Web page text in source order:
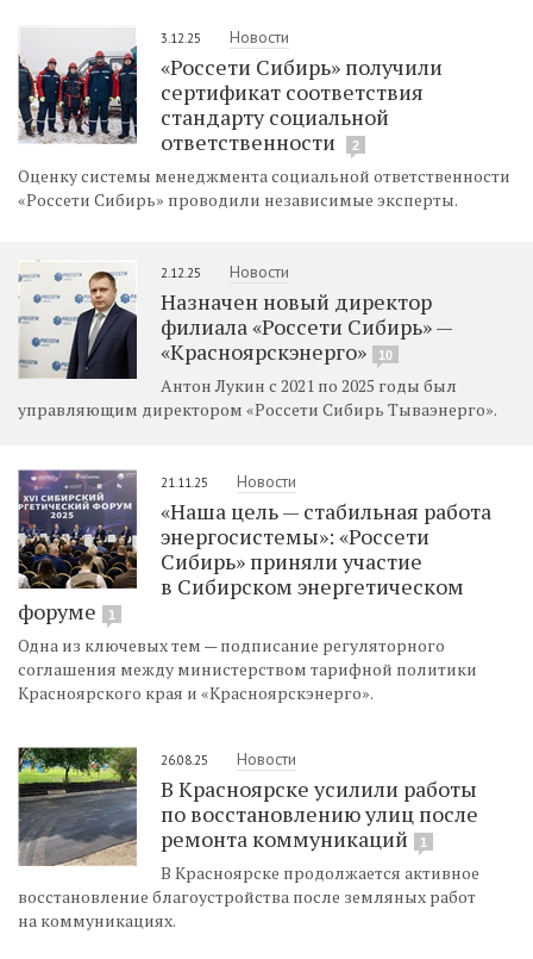
3.12.25 Новости
«Россети Сибирь» получили
сертификат соответствия
стандарту социальной
ответственности
2
Оценку системы менеджмента социальной ответственности
«Россети Сибирь» проводили независимые эксперты.
2.12.25 Новости
Назначен новый директор
филиала «Россети Сибирь» —
«Красноярскэнерго»
10
Антон Лукин с 2021 по 2025 годы был
управляющим директором «Россети Сибирь Тываэнерго».
21.11.25 Новости
«Наша цель — стабильная работа
энергосистемы»: «Россети
Сибирь» приняли участие
в Сибирском энергетическом
форуме
1
Одна из ключевых тем — подписание регуляторного
соглашения между министерством тарифной политики
Красноярского края и «Красноярскэнерго».
26.08.25 Новости
В Красноярске усилили работы
по восстановлению улиц после
ремонта коммуникаций
1
В Красноярске продолжается активное
восстановление благоустройства после земляных работ
на коммуникациях.